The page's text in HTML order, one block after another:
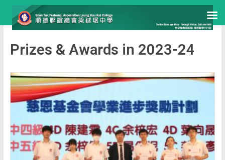
Prizes & Awards in 2023-24